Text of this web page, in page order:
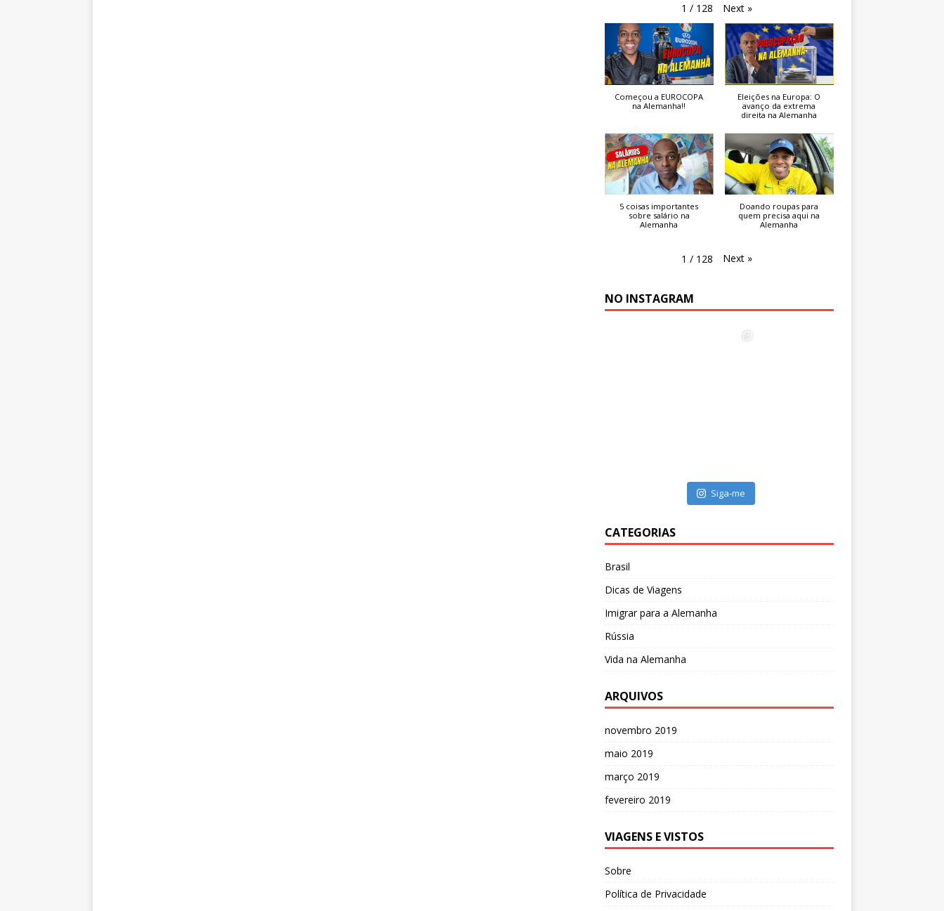
1 / 128 Next »
Começou a EUROCOPA
na Alemanha!!
Eleições na Europa: O
avanço da extrema
direita na Alemanha
5 coisas importantes
sobre salário na
Alemanha
Doando roupas para
quem precisa aqui na
Alemanha
1 / 128 Next »
NO INSTAGRAM
Siga-me
CATEGORIAS
Brasil
Dicas de Viagens
Imigrar para a Alemanha
Rússia
Vida na Alemanha
ARQUIVOS
novembro 2019
maio 2019
março 2019
fevereiro 2019
VIAGENS E VISTOS
Sobre
Política de Privacidade